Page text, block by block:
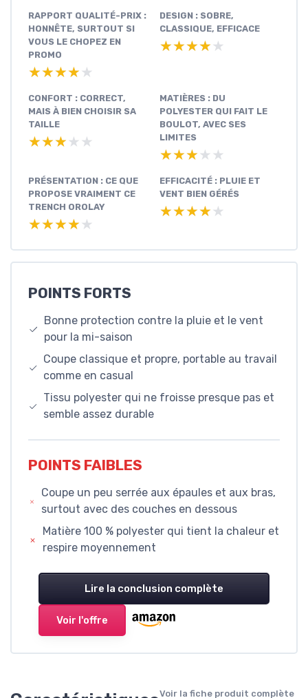
RAPPORT QUALITÉ-PRIX :
HONNÊTE, SURTOUT SI
VOUS LE CHOPEZ EN
PROMO
★★★★★
★★★★★
DESIGN : SOBRE,
CLASSIQUE, EFFICACE
★★★★★
★★★★★
CONFORT : CORRECT,
MAIS À BIEN CHOISIR SA
TAILLE
★★★★★
★★★★★
MATIÈRES : DU
POLYESTER QUI FAIT LE
BOULOT, AVEC SES
LIMITES
★★★★★
★★★★★
PRÉSENTATION : CE QUE
PROPOSE VRAIMENT CE
TRENCH OROLAY
★★★★★
★★★★★
EFFICACITÉ : PLUIE ET
VENT BIEN GÉRÉS
★★★★★
★★★★★
POINTS FORTS
Bonne protection contre la pluie et le vent
pour la mi-saison
Coupe classique et propre, portable au travail
comme en casual
Tissu polyester qui ne froisse presque pas et
semble assez durable
POINTS FAIBLES
Coupe un peu serrée aux épaules et aux bras,
surtout avec des couches en dessous
Matière 100 % polyester qui tient la chaleur et
respire moyennement
Lire la conclusion complète
Voir l'offre
Voir la fiche produit complète